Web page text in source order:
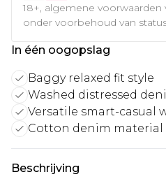
18+, algemene
onder voorbehoud van
In één oogopslag
Baggy relaxed fit style
Washed distressed
Versatile smart-casual
Cotton denim
Beschrijving